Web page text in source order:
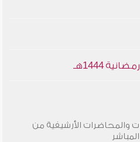
1444هـ
والمحاضرات الأرشيفية من